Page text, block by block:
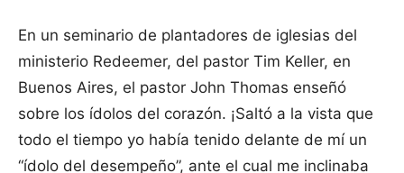
En un seminario de plantadores de iglesias del
ministerio Redeemer, del pastor Tim Keller, en
Buenos Aires, el pastor John Thomas enseñó
sobre los ídolos del corazón. ¡Saltó a la vista que
todo el tiempo yo había tenido delante de mí un
“ídolo del desempeño”, ante el cual me inclinaba